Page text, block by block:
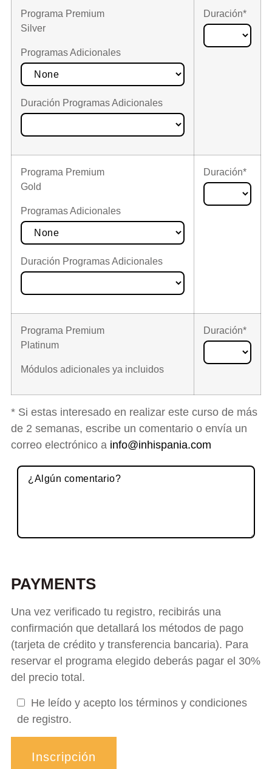
Programa Premium
Silver
Programas Adicionales
Duración Programas Adicionales
Duración*
Programa Premium
Gold
Programas Adicionales
Duración Programas Adicionales
Duración*
Programa Premium
Platinum
Módulos adicionales ya incluidos
Duración*
* Si estas interesado en realizar este curso de más
de 2 semanas, escribe un comentario o envía un
correo electrónico a info@inhispania.com
o
f
a
o
PAYMENTS
Una vez verificado tu registro, recibirás una
confirmación que detallará los métodos de pago
(tarjeta de crédito y transferencia bancaria). Para
reservar el programa elegido deberás pagar el 30%
del precio total.
He leído y acepto los términos y condiciones
de registro.